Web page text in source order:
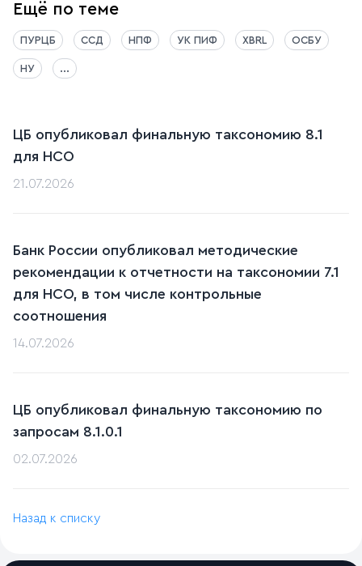
Ещё по теме
ПУРЦБ ССД НПФ УК ПИФ XBRL ОСБУ
НУ ...
ЦБ опубликовал финальную таксономию 8.1
для НСО
21.07.2026
Банк России опубликовал методические
рекомендации к отчетности на таксономии 7.1
для НСО, в том числе контрольные
соотношения
14.07.2026
ЦБ опубликовал финальную таксономию по
запросам 8.1.0.1
02.07.2026
Назад к списку